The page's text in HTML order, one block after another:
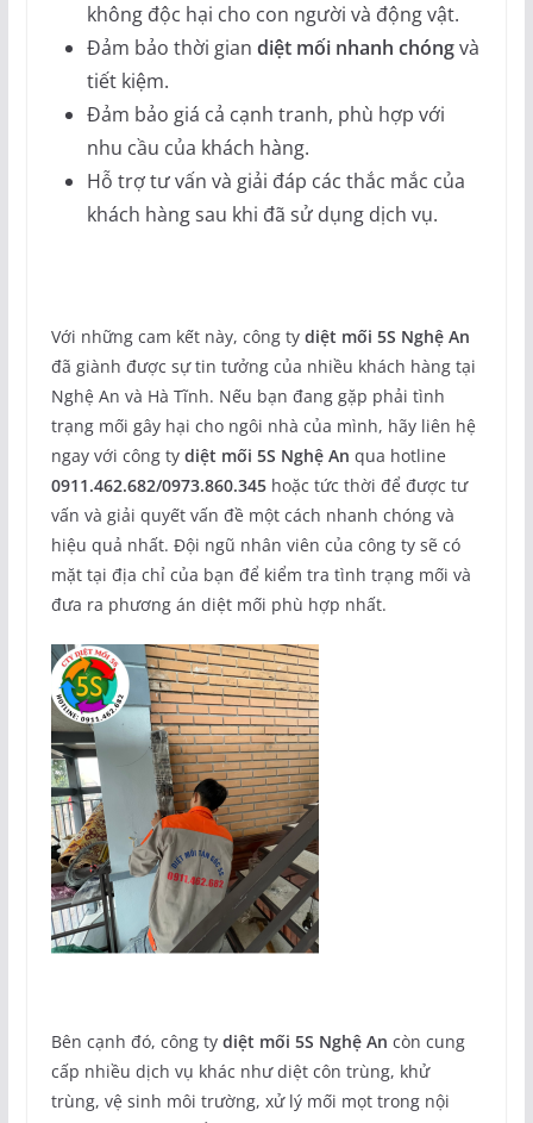
không độc hại cho con người và động vật.
Đảm bảo thời gian diệt mối nhanh chóngvà
tiết kiệm.
Đảm bảo giá cả cạnh tranh, phù hợp với
nhu cầu của khách hàng.
Hỗ trợ tư vấn và giải đáp các thắc mắc của
khách hàng sau khi đã sử dụng dịch vụ.
Với những cam kết này, công ty diệt mối 5S Nghệ An
đã giành được sự tin tưởng của nhiều khách hàng tại
Nghệ An và Hà Tĩnh. Nếu bạn đang gặp phải tình
trạng mối gây hại cho ngôi nhà của mình, hãy liên hệ
ngay với công ty diệt mối 5S Nghệ An qua hotline
0911.462.682/0973.860.345hoặc tức thời để được tư
vấn và giải quyết vấn đề một cách nhanh chóng và
hiệu quả nhất. Đội ngũ nhân viên của công ty sẽ có
mặt tại địa chỉ của bạn để kiểm tra tình trạng mối và
đưa ra phương án diệt mối phù hợp nhất.
Bên cạnh đó, công ty diệt mối 5S Nghệ An còn cung
cấp nhiều dịch vụ khác như diệt côn trùng, khử
trùng, vệ sinh môi trường, xử lý mối mọt trong nội